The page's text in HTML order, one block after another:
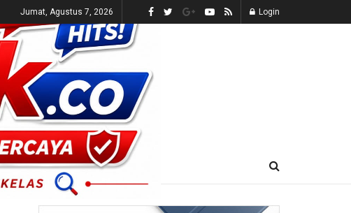
Jumat, Agustus 7, 2026 Login
UMUM E-KORAN LIVE TV